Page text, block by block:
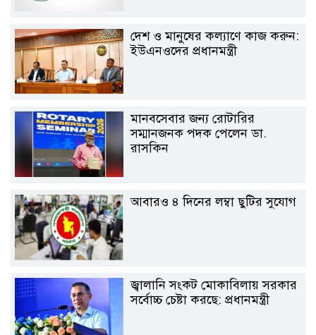
দেশ ও মানুষের কল্যাণে কাজ করুন:
ইউএনওদের প্রধানমন্ত্রী
মানবসেবার জন্য রোটারির
সম্মানজনক পদক পেলেন ডা.
রাসকিন
আবারও ৪ দিনের লম্বা ছুটির সুযোগ
জ্বালানি সংকট মোকাবিলায় সরকার
সর্বোচ্চ চেষ্টা করছে: প্রধানমন্ত্রী